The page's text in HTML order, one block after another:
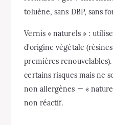
toluène, sans DBP, sans
Vernis « naturels » :
d’origine végétale
premières
certains risques mais ne
non allergènes — «
non réactif.